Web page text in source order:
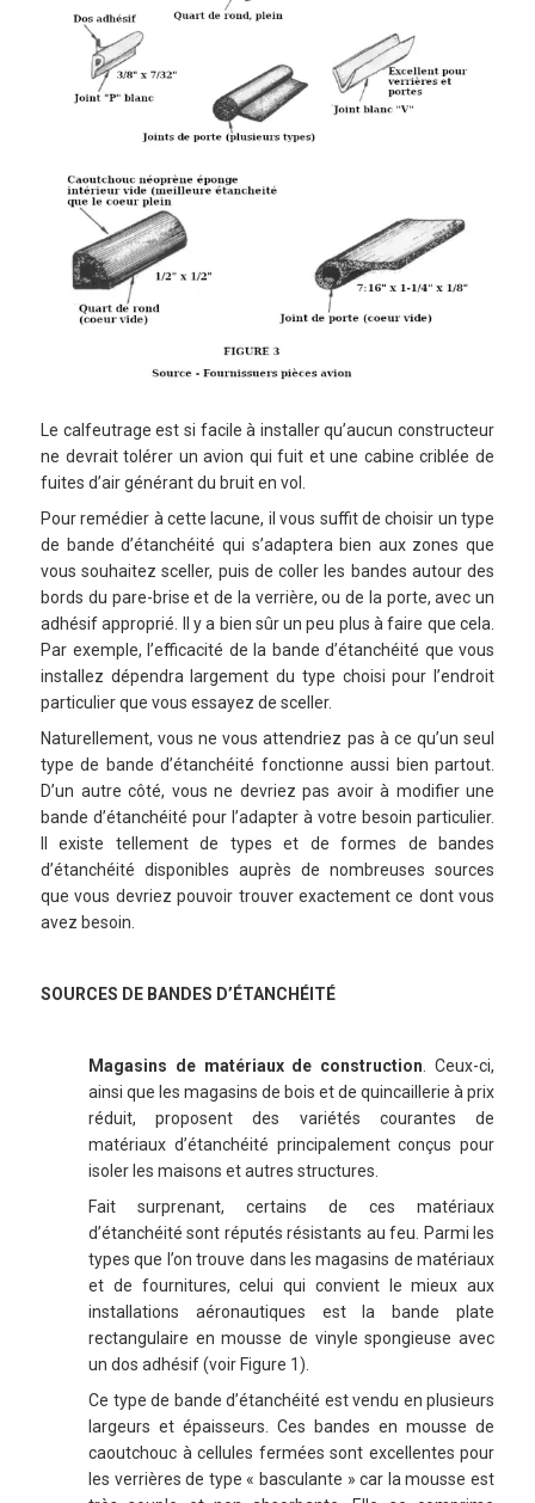
Le calfeutrage est si facile à installer qu’aucun constructeur
ne devrait tolérer un avion qui fuit et une cabine criblée de
fuites d’air générant du bruit en vol.
Pour remédier à cette lacune, il vous suffit de choisir un type
de bande d’étanchéité qui s’adaptera bien aux zones que
vous souhaitez sceller, puis de coller les bandes autour des
bords du pare-brise et de la verrière, ou de la porte, avec un
adhésif approprié. Il y a bien sûr un peu plus à faire que cela.
Par exemple, l’efficacité de la bande d’étanchéité que vous
installez dépendra largement du type choisi pour l’endroit
particulier que vous essayez de sceller.
Naturellement, vous ne vous attendriez pas à ce qu’un seul
type de bande d’étanchéité fonctionne aussi bien partout.
D’un autre côté, vous ne devriez pas avoir à modifier une
bande d’étanchéité pour l’adapter à votre besoin particulier.
Il existe tellement de types et de formes de bandes
d’étanchéité disponibles auprès de nombreuses sources
que vous devriez pouvoir trouver exactement ce dont vous
avez besoin.
SOURCES DE BANDES D’ÉTANCHÉITÉ
Magasins de matériaux de construction. Ceux-ci,
ainsi que les magasins de bois et de quincaillerie à prix
réduit, proposent des variétés courantes de
matériaux d’étanchéité principalement conçus pour
isoler les maisons et autres structures.
Fait surprenant, certains de ces matériaux
d’étanchéité sont réputés résistants au feu. Parmi les
types que l’on trouve dans les magasins de matériaux
et de fournitures, celui qui convient le mieux aux
installations aéronautiques est la bande plate
rectangulaire en mousse de vinyle spongieuse avec
un dos adhésif (voir Figure 1).
Ce type de bande d’étanchéité est vendu en plusieurs
largeurs et épaisseurs. Ces bandes en mousse de
caoutchouc à cellules fermées sont excellentes pour
les verrières de type « basculante » car la mousse est